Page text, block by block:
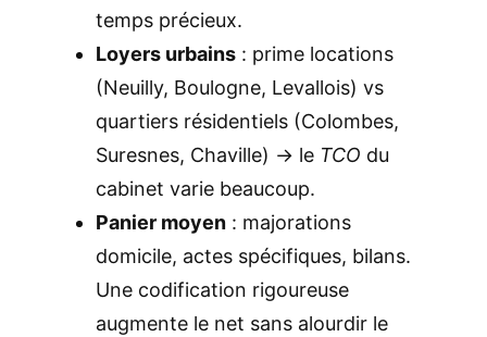
temps précieux.
Loyers urbains : prime locations
(Neuilly, Boulogne, Levallois) vs
quartiers résidentiels (Colombes,
Suresnes, Chaville) → le TCO du
cabinet varie beaucoup.
Panier moyen : majorations
domicile, actes spécifiques, bilans.
Une codification rigoureuse
augmente le net sans alourdir le